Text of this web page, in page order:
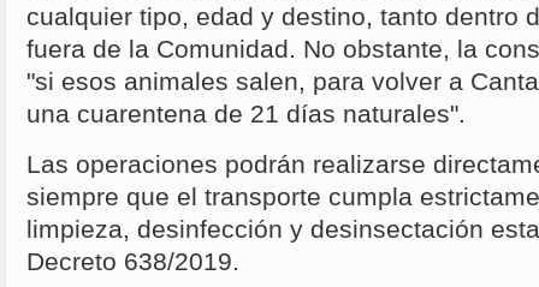
cualquier tipo, edad y destino, tanto dentro
fuera de la Comunidad. No obstante, la
"si esos animales salen, para volver a
una cuarentena de 21 días naturales".
Las operaciones podrán realizarse
siempre que el transporte cumpla
limpieza, desinfección y desinsectación
Decreto 638/2019.